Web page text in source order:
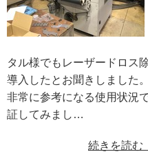
タル様でもレーザードロス
導入したとお聞きしました
非常に参考になる使用状況
証してみまし…
続きを読